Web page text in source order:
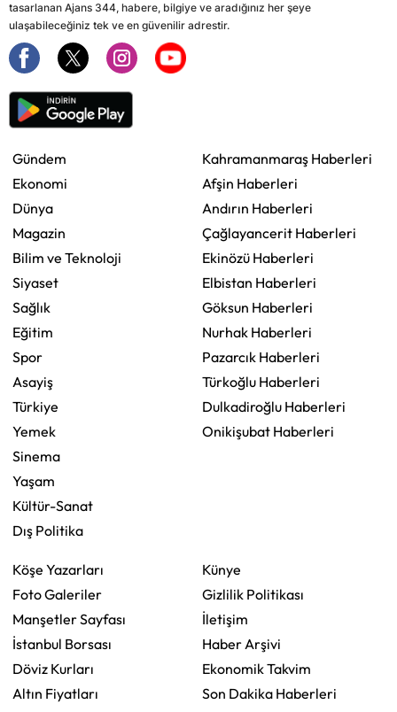
tasarlanan Ajans 344, habere, bilgiye ve aradığınız her şeye
ulaşabileceğiniz tek ve en güvenilir adrestir.
Gündem
Ekonomi
Dünya
Magazin
Bilim ve Teknoloji
Siyaset
Sağlık
Eğitim
Spor
Asayiş
Türkiye
Yemek
Sinema
Yaşam
Kültür-Sanat
Dış Politika
Kahramanmaraş Haberleri
Afşin Haberleri
Andırın Haberleri
Çağlayancerit Haberleri
Ekinözü Haberleri
Elbistan Haberleri
Göksun Haberleri
Nurhak Haberleri
Pazarcık Haberleri
Türkoğlu Haberleri
Dulkadiroğlu Haberleri
Onikişubat Haberleri
Köşe Yazarları
Foto Galeriler
Manşetler Sayfası
İstanbul Borsası
Döviz Kurları
Altın Fiyatları
Künye
Gizlilik Politikası
İletişim
Haber Arşivi
Ekonomik Takvim
Son Dakika Haberleri